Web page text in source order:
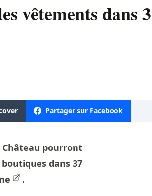
vêtements dans
Partager sur Facebook
Château pourront
dans 37
.